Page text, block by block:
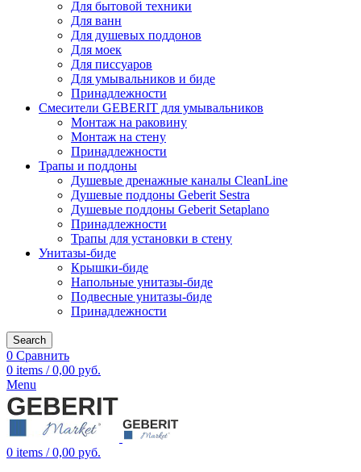
Для бытовой техники
Для ванн
Для душевых поддонов
Для моек
Для писсуаров
Для умывальников и биде
Принадлежности
Смесители GEBERIT для умывальников
Монтаж на раковину
Монтаж на стену
Принадлежности
Трапы и поддоны
Душевые дренажные каналы CleanLine
Душевые поддоны Geberit Sestra
Душевые поддоны Geberit Setaplano
Принадлежности
Трапы для установки в стену
Унитазы-биде
Крышки-биде
Напольные унитазы-биде
Подвесные унитазы-биде
Принадлежности
Search
0 Сравнить
0 items / 0,00 руб.
Menu
0 items / 0,00 руб.